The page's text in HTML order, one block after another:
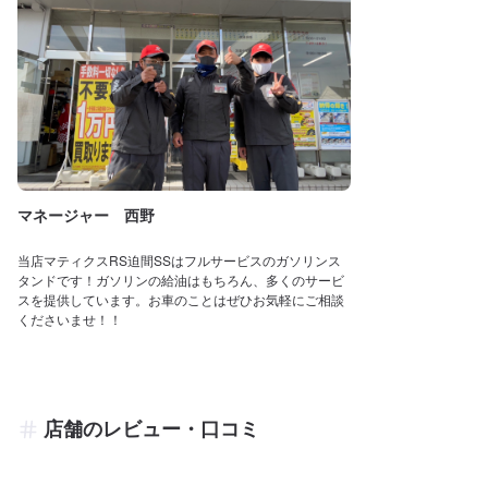
マネージャー 西野
当店マティクスRS迫間SSはフルサービスのガソリンス
タンドです！ガソリンの給油はもちろん、多くのサービ
スを提供しています。お車のことはぜひお気軽にご相談
くださいませ！！
店舗のレビュー・口コミ